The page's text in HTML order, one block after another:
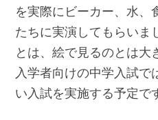
を実際にビーカー、水、
たちに実演してもらいま
とは、絵で見るのとは大
入学者向けの中学入試で
い入試を実施する予定で